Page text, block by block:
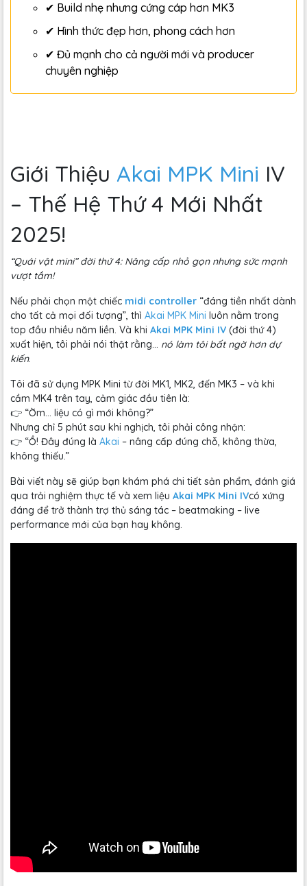
✔ Build nhẹ nhưng cứng cáp hơn MK3
✔ Hình thức đẹp hơn, phong cách hơn
✔ Đủ mạnh cho cả người mới và producer
chuyên nghiệp
Giới Thiệu Akai MPK Mini IV
– Thế Hệ Thứ 4 Mới Nhất
2025!
“Quái vật mini” đời thứ 4: Nâng cấp nhỏ gọn nhưng sức mạnh
vượt tầm!
Nếu phải chọn một chiếc midi controller “đáng tiền nhất dành
cho tất cả mọi đối tượng”, thì Akai MPK Mini luôn nằm trong
top đầu nhiều năm liền. Và khi Akai MPK Mini IV (đời thứ 4)
xuất hiện, tôi phải nói thật rằng… nó làm tôi bất ngờ hơn dự
kiến.
Tôi đã sử dụng MPK Mini từ đời MK1, MK2, đến MK3 – và khi
cầm MK4 trên tay, cảm giác đầu tiên là:
👉 “Ờm… liệu có gì mới không?”
Nhưng chỉ 5 phút sau khi nghịch, tôi phải công nhận:
👉 “Ồ! Đây đúng là Akai – nâng cấp đúng chỗ, không thừa,
không thiếu.”
Bài viết này sẽ giúp bạn khám phá chi tiết sản phẩm, đánh giá
qua trải nghiệm thực tế và xem liệu Akai MPK Mini IVcó xứng
đáng để trở thành trợ thủ sáng tác – beatmaking – live
performance mới của bạn hay không.